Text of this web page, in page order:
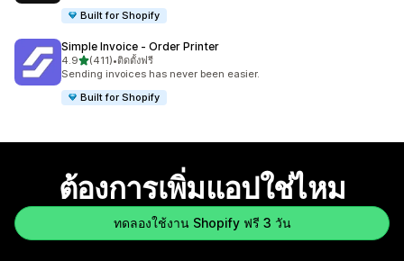
Built for Shopify
Simple Invoice ‑ Order Printer
4.9เต็ม 5 ดาว
(411)
ทั้งหมด 411 รีวิว
•ติดตั้งฟรี
Sending invoices has never been easier.
Built for Shopify
ต้องการเพิ่มแอปใช่ไหม
ทดลองใช้งาน Shopify ฟรี 3 วัน